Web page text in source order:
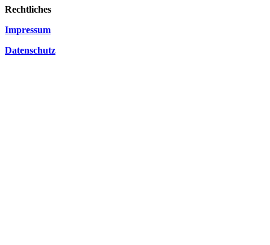
Rechtliches
Impressum
Datenschutz